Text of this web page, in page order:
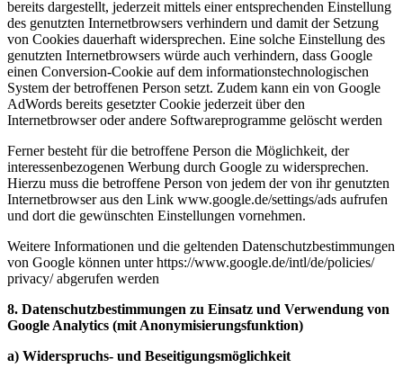
bereits dargestellt, jederzeit mittels einer entsprechenden Einstellung
des genutzten Internetbrowsers verhindern und damit der Setzung
von Cookies dauerhaft widersprechen. Eine solche Einstellung des
genutzten Internetbrowsers würde auch verhindern, dass Google
einen Conversion-Cookie auf dem informationstechnologischen
System der betroffenen Person setzt. Zudem kann ein von Google
AdWords bereits gesetzter Cookie jederzeit über den
Internetbrowser oder andere Softwareprogramme gelöscht werden
Ferner besteht für die betroffene Person die Möglichkeit, der
interessenbezogenen Werbung durch Google zu widersprechen.
Hierzu muss die betroffene Person von jedem der von ihr genutzten
Internetbrowser aus den Link www.google.de/settings/ads aufrufen
und dort die gewünschten Einstellungen vornehmen.
Weitere Informationen und die geltenden Datenschutzbestimmungen
von Google können unter https://www.google.de/intl/de/policies/
privacy/ abgerufen werden
8. Datenschutzbestimmungen zu Einsatz und Verwendung von
Google Analytics (mit Anonymisierungsfunktion)
a) Widerspruchs- und Beseitigungsmöglichkeit